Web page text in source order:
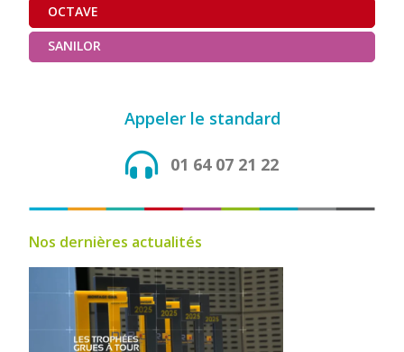
OCTAVE
SANILOR
Appeler le standard
01 64 07 21 22
Nos dernières actualités